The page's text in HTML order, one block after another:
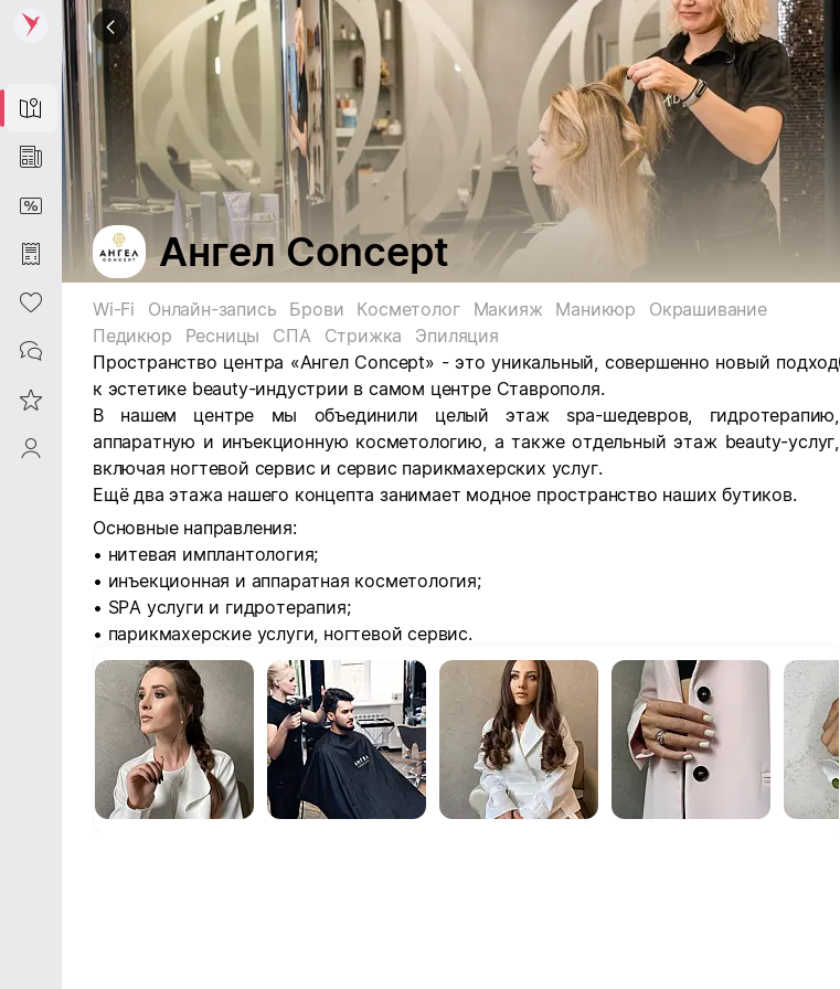
Map
News
DiscountCard
Purchases
Heart
Contacts
Reviews
ProfileSaby
Ангел Concept
Wi-Fi Онлайн-запись Брови Косметолог Макияж Маникюр
Окрашивание
Педикюр
Ресницы СПА Стрижка
Эпиляция
Пространство центра «Ангел Concept» - это уникальный, совершенно новый подход
к эстетике beauty-индустрии в самом центре Ставрополя.
В нашем центре мы объединили целый этаж spa-шедевров, гидротерапию,
аппаратную и инъекционную косметологию, а также отдельный этаж beauty-услуг,
включая ногтевой сервис и сервис парикмахерских услуг.
Ещё два этажа нашего концепта занимает модное пространство наших бутиков.
Основные направления:
• нитевая имплантология;
• инъекционная и аппаратная косметология;
• SPA услуги и гидротерапия;
• парикмахерские услуги, ногтевой сервис.